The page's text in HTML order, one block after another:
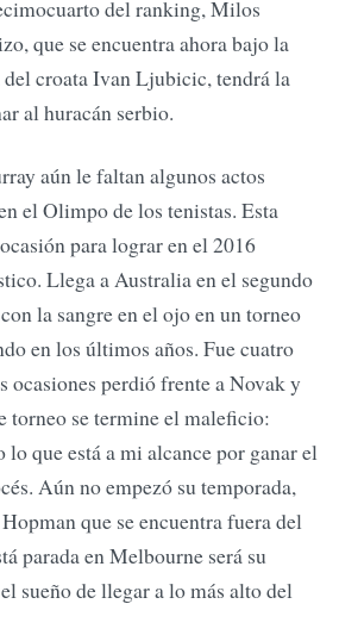
del ranking, Milos
que se encuentra ahora bajo la
croata Ivan Ljubicic, tendrá la
al huracán serbio.
aún le faltan algunos actos
el Olimpo de los tenistas. Esta
para lograr en el 2016
Llega a Australia en el segundo
la sangre en el ojo en un torneo
en los últimos años. Fue cuatro
ocasiones perdió frente a Novak y
torneo se termine el maleficio:
lo que está a mi alcance por ganar el
Aún no empezó su temporada,
que se encuentra fuera del
parada en Melbourne será su
sueño de llegar a lo más alto del